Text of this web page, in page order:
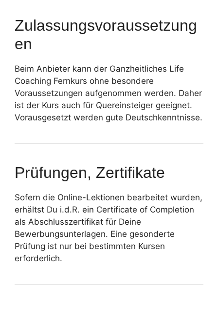
Zulassungsvoraussetzung
en
Beim Anbieter kann der Ganzheitliches Life
Coaching Fernkurs ohne besondere
Voraussetzungen aufgenommen werden. Daher
ist der Kurs auch für Quereinsteiger geeignet.
Vorausgesetzt werden gute Deutschkenntnisse.
Prüfungen, Zertifikate
Sofern die Online-Lektionen bearbeitet wurden,
erhältst Du i.d.R. ein Certificate of Completion
als Abschlusszertifikat für Deine
Bewerbungsunterlagen. Eine gesonderte
Prüfung ist nur bei bestimmten Kursen
erforderlich.